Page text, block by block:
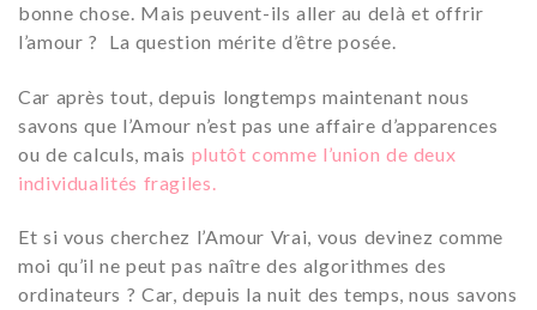
bonne chose. Mais peuvent-ils aller au delà et offrir
l’amour ? La question mérite d’être posée.
Car après tout, depuis longtemps maintenant nous
savons que l’Amour n’est pas une affaire d’apparences
ou de calculs, mais plutôt comme l’union de deux
individualités fragiles.
Et si vous cherchez l’Amour Vrai, vous devinez comme
moi qu’il ne peut pas naître des algorithmes des
ordinateurs ? Car, depuis la nuit des temps, nous savons